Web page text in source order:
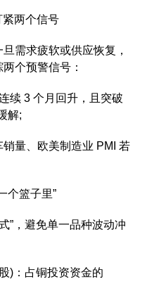
两个信号
需求疲软或供应恢复，
个预警信号：
3 个月回升，且突破
解;
量、欧美制造业 PMI 若
篮子里”
，避免单一品种波动冲
：占铜投资资金的